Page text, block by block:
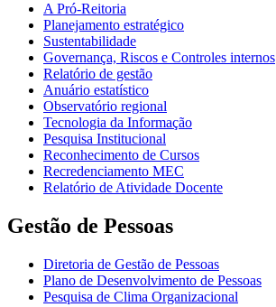
A Pró-Reitoria
Planejamento estratégico
Sustentabilidade
Governança, Riscos e Controles internos
Relatório de gestão
Anuário estatístico
Observatório regional
Tecnologia da Informação
Pesquisa Institucional
Reconhecimento de Cursos
Recredenciamento MEC
Relatório de Atividade Docente
Gestão de Pessoas
Diretoria de Gestão de Pessoas
Plano de Desenvolvimento de Pessoas
Pesquisa de Clima Organizacional